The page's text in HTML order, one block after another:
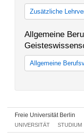
Zusätzliche
Allgemeine
Allgemeine
Freie Universität Berlin
UNIVERSITÄT STUDIUM